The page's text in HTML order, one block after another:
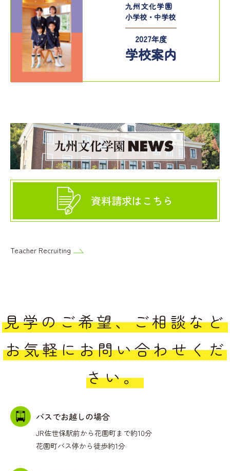
九州文化学園
小学校・中学校
2027年度
学校案内
資料請求はこちら
Teacher Recruiting
見学のご希望、ご相談など
お気軽にお問い合わせくだ
さい。
バスでお越しの場合
JR佐世保駅前から花園町まで約10分
花園町バス停から徒歩約1分